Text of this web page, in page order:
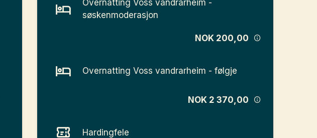
Overnatting Voss vandrarheim -
søskenmoderasjon
NOK 200,00
Overnatting Voss vandrarheim - følgje
NOK 2 370,00
Hardingfele